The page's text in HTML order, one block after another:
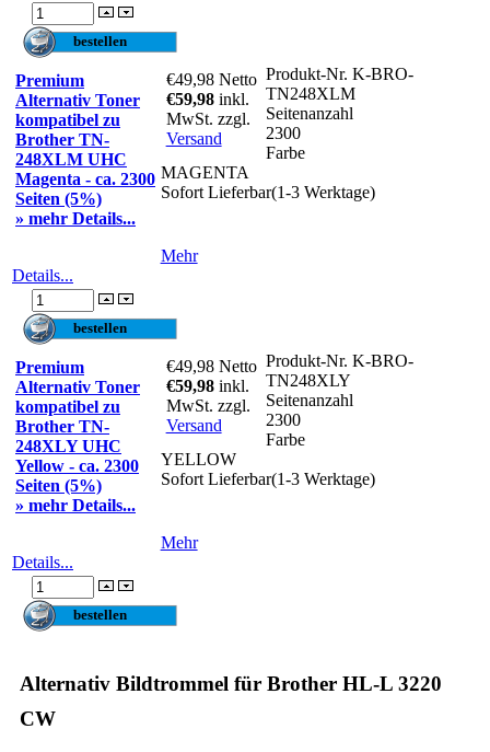
Premium
Alternativ Toner
kompatibel zu
Brother TN-
248XLM UHC
Magenta - ca. 2300
Seiten (5%)
» mehr Details...
€49,98 Netto
€59,98 inkl.
MwSt. zzgl.
Versand
Produkt-Nr. K-BRO-
TN248XLM
Seitenanzahl
2300
Farbe
MAGENTA
Sofort Lieferbar(1-3 Werktage)
Mehr
Details...
Premium
Alternativ Toner
kompatibel zu
Brother TN-
248XLY UHC
Yellow - ca. 2300
Seiten (5%)
» mehr Details...
€49,98 Netto
€59,98 inkl.
MwSt. zzgl.
Versand
Produkt-Nr. K-BRO-
TN248XLY
Seitenanzahl
2300
Farbe
YELLOW
Sofort Lieferbar(1-3 Werktage)
Mehr
Details...
Alternativ Bildtrommel für Brother HL-L 3220
CW